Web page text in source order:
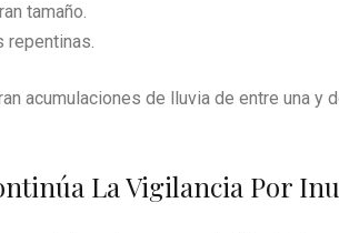
tamaño.
repentinas.
acumulaciones de lluvia de entre una
La Vigilancia Por